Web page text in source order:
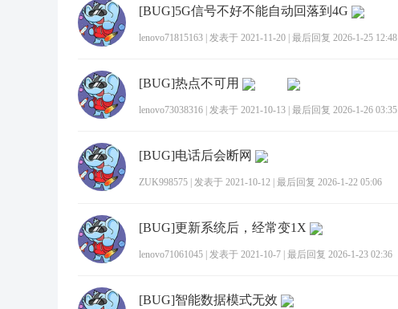
[BUG]5G信号不好不能自动回落到4G
lenovo71815163 发表于 2021-11-20 最后回复 2026-1-25 12:48
[BUG]热点不可用
lenovo73038316 发表于 2021-10-13 最后回复 2026-1-26 03:35
[BUG]电话后会断网
ZUK998575 发表于 2021-10-12 最后回复 2026-1-22 05:06
[BUG]更新系统后，经常变1X
lenovo71061045 发表于 2021-10-7 最后回复 2026-1-23 02:36
[BUG]智能数据模式无效